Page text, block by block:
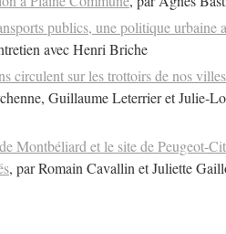
publics, une politique urbaine
avec Henri Briche
circulent sur les trottoirs de nos villes
Guillaume Leterrier et Julie-
Montbéliard et le site de Peugeot-
, par Romain Cavallin et Juliette